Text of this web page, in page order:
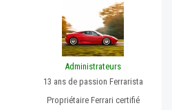
Administrateurs
13 ans de passion Ferrarista
Propriétaire Ferrari certifié